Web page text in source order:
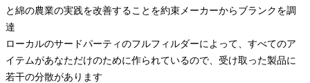
と綿の農業の実践を改善することを約束メーカーからブランクを調
達
ローカルのサードパーティのフルフィルダーによって、すべてのア
イテムがあなただけのために作られているので、受け取った製品に
若干の分散があります